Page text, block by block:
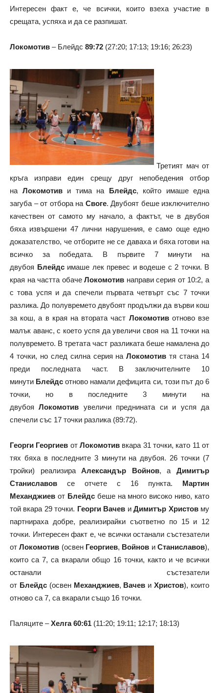
Интересен факт е, че всички, които взеха участие в
срещата, успяха и да се разпишат.
Локомотив – Блейдс 89:72 (27:20; 17:13; 19:16; 26:23)
Третият мач от
кръга изправи един срещу друг непобедения отбор
на Локомотиви тима на Блейдс, който имаше една
загуба – от отбора на Своге. Двубоят беше изключително
качествен от самото му начало, а фактът, че в двубоя
бяха извършени 47 лични нарушения, е само още едно
доказателство, че отборите не се даваха и бяха готови на
всичко за победата. В първите 7 минути на
двубоя Блейдсимаше лек превес и водеше с 2 точки. В
края на частта обачеЛокомотив направи серия от 10:2, а
с това успя и да спечели първата четвърт със 7 точки
разлика. До полувремето двубоят продължи да върви кош
за кош, а в края на втората част Локомотивотново взе
малък аванс, с което успя да увеличи своя на 11 точки на
полувремето. В третата част разликата беше намалена до
4 точки, но след силна серия наЛокомотив тя стана 14
преди последната част. В заключителните 10
минути Блейдс отново намали дефицита си, този път до 6
точки, но в последните 3 минути на
двубояЛокомотив увеличи преднината си и успя да
спечели със 17 точки разлика (89:72).
Георги Георгиев отЛокомотив вкара 31 точки, като 11 от
тях бяха в последните 3 минути на двубоя. 26 точки (7
тройки) реализираАлександър Войнов, аДимитър
Станиславов се отчете с 16 пункта. Мартин
Механджиев от Блейдсбеше на много високо ниво, като
той вкара 29 точки. Георги Вачев иДимитър Христовму
партнираха добре, реализирайки съответно по 15 и 12
точки. Интересен факт е, че всички останали състезатели
отЛокомотив (освен Георгиев, Войнов иСтаниславов),
които са 7, са вкарали общо 16 точки, както и че всички
останали състезатели
от Блейдс(освен Механджиев, Вачев иХристов), които
отново са 7, са вкарали също 16 точки.
Паляците –Хелга 60:61 (11:20; 19:11; 12:17; 18:13)